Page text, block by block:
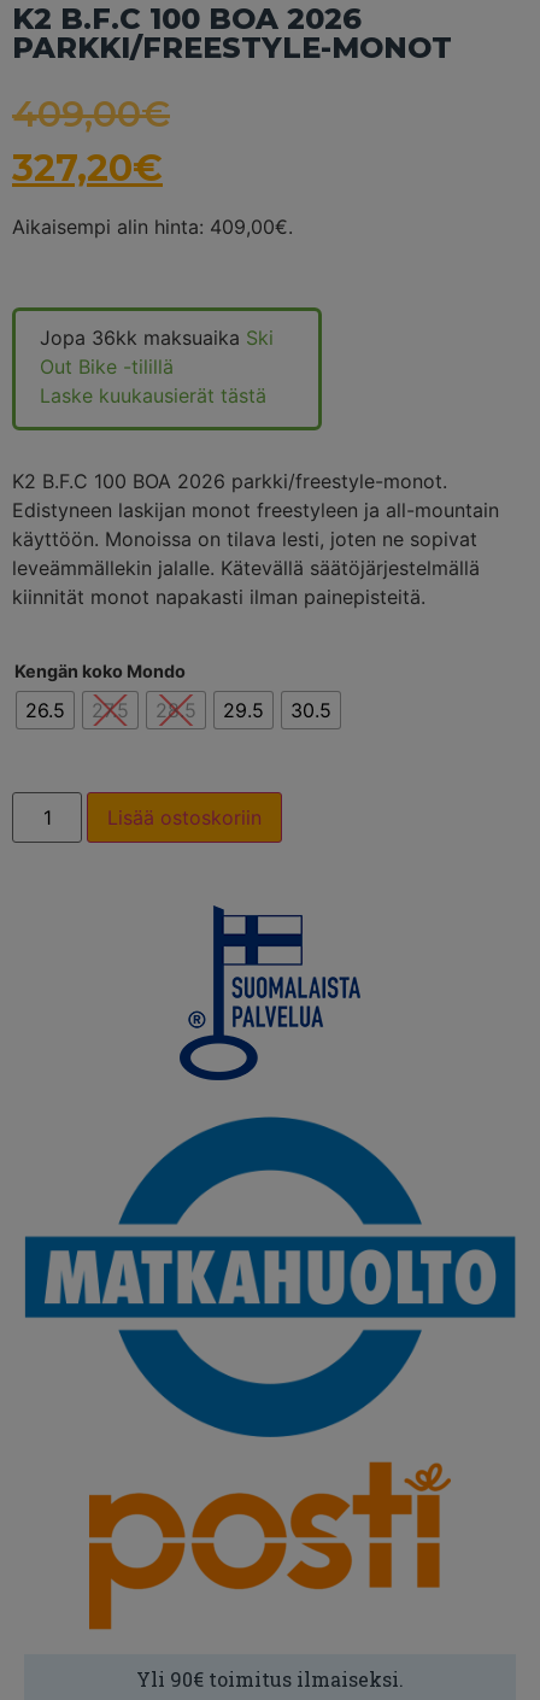
K2 B.F.C 100 BOA 2026
PARKKI/FREESTYLE-MONOT
409,00€
327,20€
Aikaisempi alin hinta: 409,00€.
Jopa 36kk maksuaika Ski
Out Bike -tilillä
Laske kuukausierät tästä
K2 B.F.C 100 BOA 2026 parkki/freestyle-monot.
Edistyneen laskijan monot freestyleen ja all-mountain
käyttöön. Monoissa on tilava lesti, joten ne sopivat
leveämmällekin jalalle. Kätevällä säätöjärjestelmällä
kiinnität monot napakasti ilman painepisteitä.
Kengän koko Mondo
26.5 27.5 28.5 29.5 30.5
Lisää ostoskoriin
Yli 90€ toimitus ilmaiseksi.